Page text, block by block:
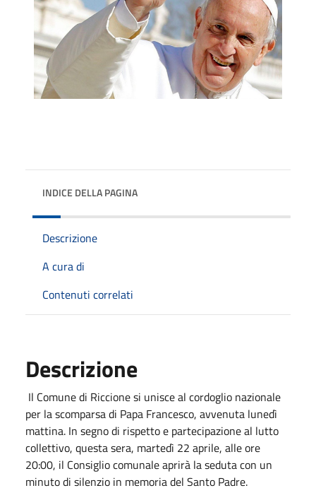
INDICE DELLA PAGINA
Descrizione
A cura di
Contenuti correlati
Descrizione
Il Comune di Riccione si unisce al cordoglio nazionale
per la scomparsa di Papa Francesco, avvenuta lunedì
mattina. In segno di rispetto e partecipazione al lutto
collettivo, questa sera, martedì 22 aprile, alle ore
20:00, il Consiglio comunale aprirà la seduta con un
minuto di silenzio in memoria del Santo Padre.​